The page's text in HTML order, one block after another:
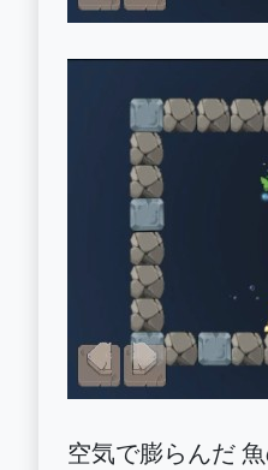
空気で膨らんだ